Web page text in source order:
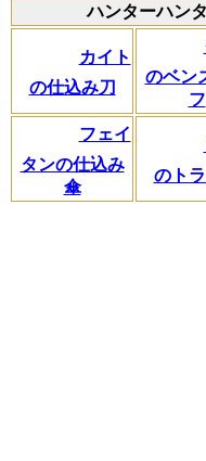
ハンターハン
カイト
の仕込み刀
のベン
フ
フェイ
タンの仕込み
傘
のト